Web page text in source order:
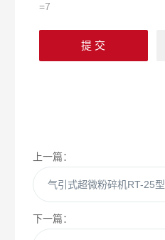
=7
上一篇：
气引式超微粉碎机RT-25型
下一篇：